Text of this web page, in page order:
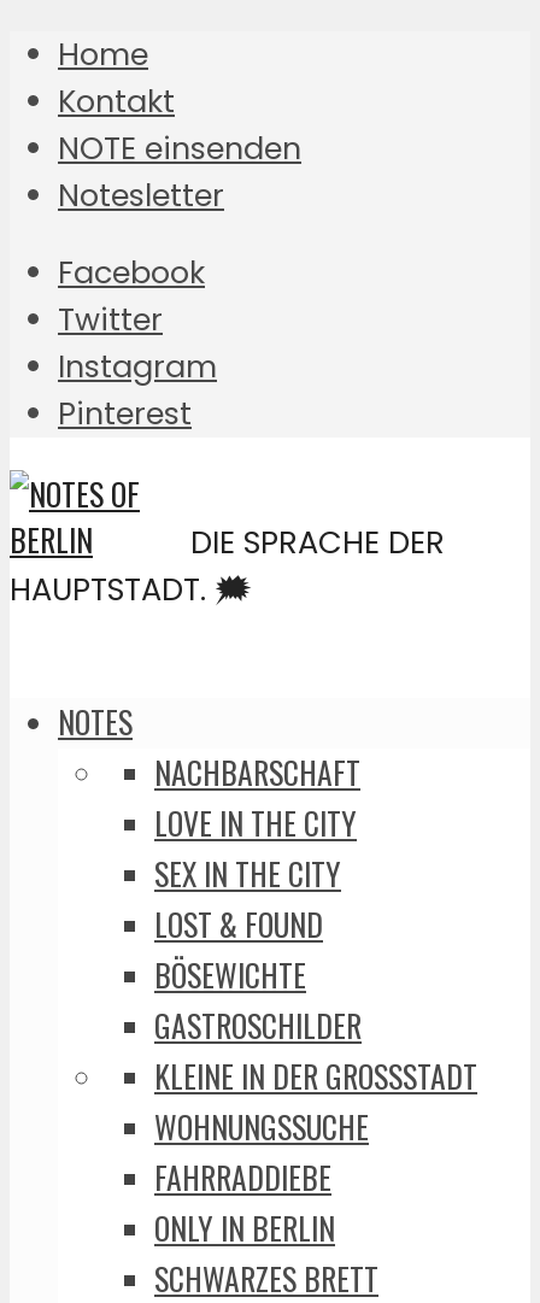
Home
Kontakt
NOTE einsenden
Notesletter
Facebook
Twitter
Instagram
Pinterest
DIE SPRACHE DER
HAUPTSTADT. 🗯️
NOTES
NACHBARSCHAFT
LOVE IN THE CITY
SEX IN THE CITY
LOST & FOUND
BÖSEWICHTE
GASTROSCHILDER
KLEINE IN DER GROSSSTADT
WOHNUNGSSUCHE
FAHRRADDIEBE
ONLY IN BERLIN
SCHWARZES BRETT